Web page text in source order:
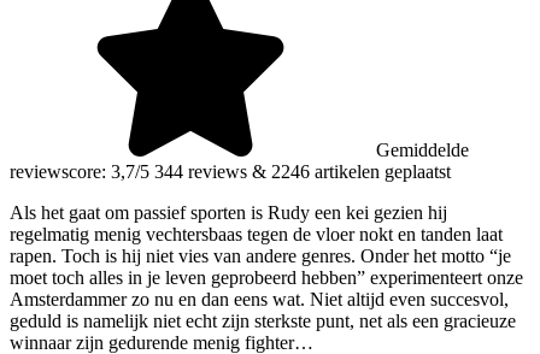
Gemiddelde
reviewscore: 3,7/5 344 reviews & 2246 artikelen geplaatst
Als het gaat om passief sporten is Rudy een kei gezien hij
regelmatig menig vechtersbaas tegen de vloer nokt en tanden laat
rapen. Toch is hij niet vies van andere genres. Onder het motto “je
moet toch alles in je leven geprobeerd hebben” experimenteert onze
Amsterdammer zo nu en dan eens wat. Niet altijd even succesvol,
geduld is namelijk niet echt zijn sterkste punt, net als een gracieuze
winnaar zijn gedurende menig fighter…